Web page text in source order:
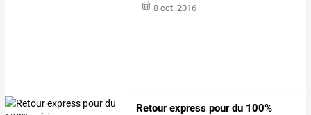
8 oct. 2016
Retour express pour du 100%